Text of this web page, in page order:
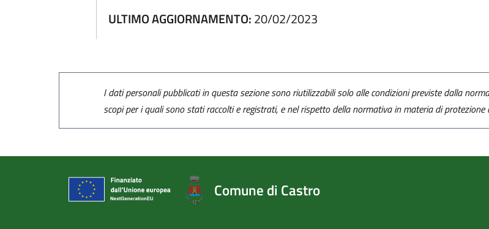
ULTIMO AGGIORNAMENTO:20/02/2023
I dati personali pubblicati in questa sezione sono riutilizzabili solo alle condizioni previste dalla
scopi per i quali sono stati raccolti e registrati, e nel rispetto della normativa in materia di protezione
Comune di Castro